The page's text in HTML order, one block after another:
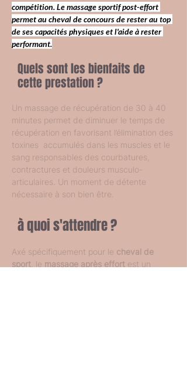
compétition. Le massage sportif post-effort
permet au cheval de concours de rester au top
de ses capacités physiques et l'aide à rester
performant.
Quels sont les bienfaits de
cette prestation ?
Un massage de récupération de 30 à 40
minutes permet de diminuer le temps de
récupération en favorisant l’élimination des
toxines  accumulés dans les muscles et le
sang responsables des courbatures,
contractures et douleurs musculo-
articulaires. Un moment de détente
nécessaire à son bien être.
à quoi s'attendre ?
Axé spécifiquement pour le cheval de
sport , le massage après effort est un